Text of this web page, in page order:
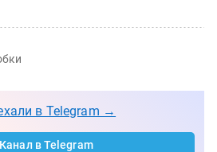
в Telegram →
Канал в Telegram